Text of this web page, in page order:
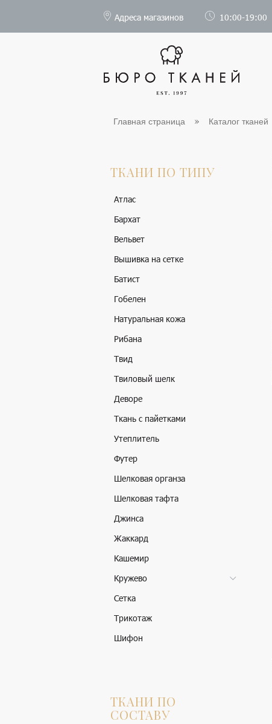
Адреса магазинов 10:00-19:00
Главная страница Каталог тканей
ТКАНИ ПО ТИПУ
Атлас
Бархат
Вельвет
Вышивка на сетке
Батист
Гобелен
Натуральная кожа
Рибана
Твид
Твиловый шелк
Деворе
Ткань с пайетками
Утеплитель
Футер
Шелковая органза
Шелковая тафта
Джинса
Жаккард
Кашемир
Кружево
Сетка
Трикотаж
Шифон
ТКАНИ ПО
СОСТАВУ